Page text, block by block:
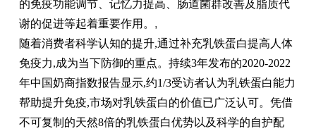
的免疫功能调节、记忆力提高、肠道菌群改善及脂质代
谢的促进等起着重要作用。 ,
随着消费者科学认知的提升,通过补充乳铁蛋白提高人体
免疫力,成为当下防御的重点。持续3年发布的2020-2022
年中国奶商指数报告显示,约1/3受访者认为乳铁蛋白能力
帮助提升免疫,市场对乳铁蛋白的价值已广泛认可。凭借
不可复制的天然8倍的乳铁蛋白优势以及科学的自护配